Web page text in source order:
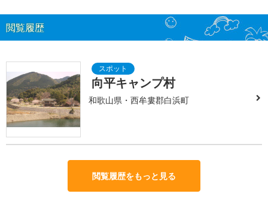
閲覧履歴
向平キャンプ村
和歌山県・西牟婁郡白浜町
閲覧履歴をもっと見る